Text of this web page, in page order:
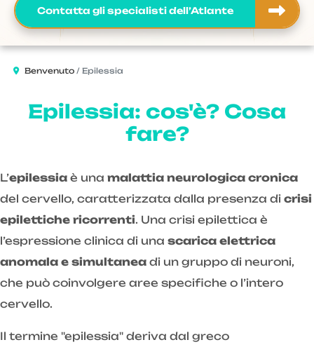
Contatta gli specialisti dell’Atlante
Benvenuto Epilessia
Epilessia: cos'è? Cosa
fare?
L’epilessia è una malattia neurologica cronica
del cervello, caratterizzata dalla presenza di crisi
epilettiche ricorrenti. Una crisi epilettica è
l’espressione clinica di una scarica elettrica
anomala e simultanea di un gruppo di neuroni,
che può coinvolgere aree specifiche o l’intero
cervello.
Il termine "epilessia" deriva dal greco